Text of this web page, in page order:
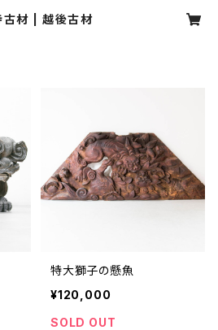
古材 | 越後古材
特大獅子の懸魚
¥120,000
SOLD OUT